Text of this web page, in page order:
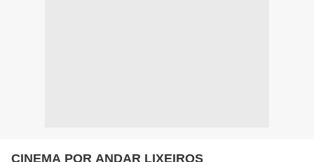
CINEMA POR ANDAR LIXEIROS